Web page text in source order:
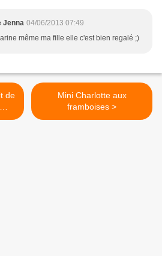
Jenna 04/06/2013 07:49
même ma fille elle c'est bien regalé ;)
Mini Charlotte aux
framboises >